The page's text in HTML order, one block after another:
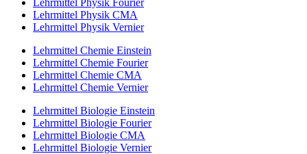
Lehrmittel Physik Fourier
Lehrmittel Physik CMA
Lehrmittel Physik Vernier
Lehrmittel Chemie Einstein
Lehrmittel Chemie Fourier
Lehrmittel Chemie CMA
Lehrmittel Chemie Vernier
Lehrmittel Biologie Einstein
Lehrmittel Biologie Fourier
Lehrmittel Biologie CMA
Lehrmittel Biologie Vernier